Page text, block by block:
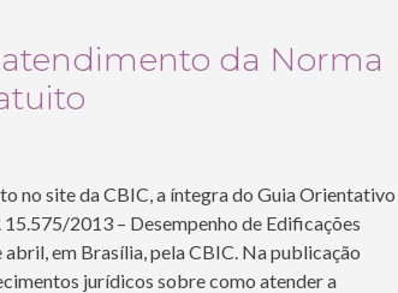
da Norma
no site da CBIC, a íntegra do Guia Orientativo
2013 – Desempenho de Edificações
em Brasília, pela CBIC. Na publicação
jurídicos sobre como atender a